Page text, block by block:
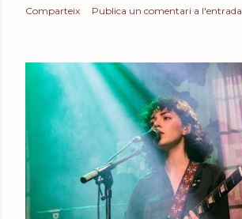
Comparteix Publica un comentari a l'entrada